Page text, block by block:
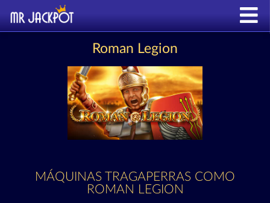
Roman Legion
MÁQUINAS TRAGAPERRAS COMO
ROMAN LEGION